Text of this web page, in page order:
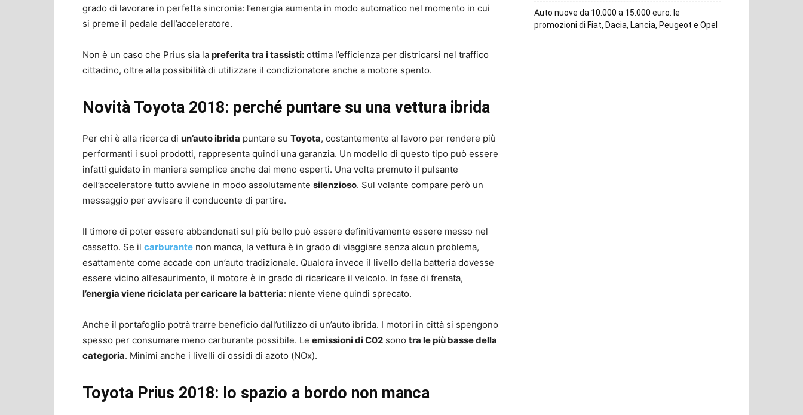
grado di lavorare in perfetta sincronia: l’energia aumenta in modo automatico nel momento in cui
si preme il pedale dell’acceleratore.
Non è un caso che Prius sia la preferita tra i tassisti: ottima l’efficienza per districarsi nel traffico
cittadino, oltre alla possibilità di utilizzare il condizionatore anche a motore spento.
Novità Toyota 2018: perché puntare su una vettura ibrida
Per chi è alla ricerca di un’auto ibrida puntare su Toyota, costantemente al lavoro per rendere più
performanti i suoi prodotti, rappresenta quindi una garanzia. Un modello di questo tipo può essere
infatti guidato in maniera semplice anche dai meno esperti. Una volta premuto il pulsante
dell’acceleratore tutto avviene in modo assolutamente silenzioso. Sul volante compare però un
messaggio per avvisare il conducente di partire.
Il timore di poter essere abbandonati sul più bello può essere definitivamente essere messo nel
cassetto. Se il carburante non manca, la vettura è in grado di viaggiare senza alcun problema,
esattamente come accade con un’auto tradizionale. Qualora invece il livello della batteria dovesse
essere vicino all’esaurimento, il motore è in grado di ricaricare il veicolo. In fase di frenata,
l’energia viene riciclata per caricare la batteria: niente viene quindi sprecato.
Anche il portafoglio potrà trarre beneficio dall’utilizzo di un’auto ibrida. I motori in città si spengono
spesso per consumare meno carburante possibile. Le emissioni di C02 sono tra le più basse della
categoria. Minimi anche i livelli di ossidi di azoto (NOx).
Toyota Prius 2018: lo spazio a bordo non manca
Auto nuove da 10.000 a 15.000 euro: le
promozioni di Fiat, Dacia, Lancia, Peugeot e Opel